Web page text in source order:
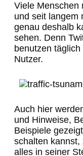
Viele Menschen
und seit langem
genau deshalb
sehen. Denn
benutzen
Nutzer.
Auch hier
und Hinweise,
Beispiele
schalten kannst,
alles in seiner